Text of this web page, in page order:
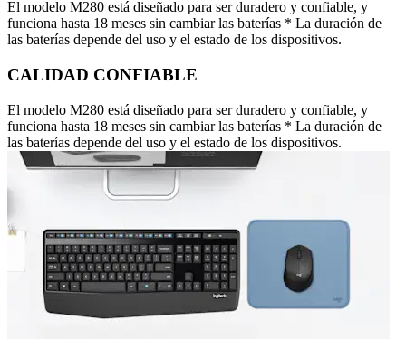
El modelo M280 está diseñado para ser duradero y confiable, y
funciona hasta 18 meses sin cambiar las baterías * La duración de
las baterías depende del uso y el estado de los dispositivos.
CALIDAD CONFIABLE
El modelo M280 está diseñado para ser duradero y confiable, y
funciona hasta 18 meses sin cambiar las baterías * La duración de
las baterías depende del uso y el estado de los dispositivos.